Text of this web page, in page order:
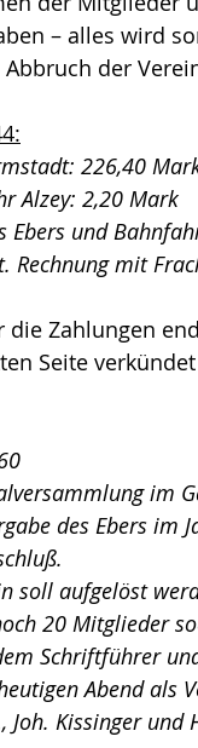
– alles wird
der
226,40
Alzey: 2,20 Mark
Ebers und
Rechnung mit
die Zahlungen
Seite
im
des Ebers im
soll aufgelöst
20 Mitglieder
Schriftführer
Abend als
Joh. Kissinger und